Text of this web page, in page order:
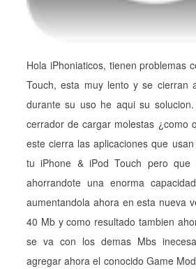
Hola iPhoniaticos, tienen problemas
Touch, esta muy lento y se cierran
durante su uso he aqui su
cerrador de cargar molestas ¿como
este cierra las aplicaciones que
tu iPhone & iPod Touch pero que
ahorrandote una enorma
aumentandola ahora en esta nueva
40 Mb y como resultado tambien
se va con los demas Mbs
agregar ahora el conocido Game